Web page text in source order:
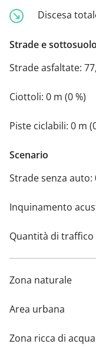
Discesa
Strade e sottosuolo
Strade asfaltate:
Ciottoli: 0 m (0 %)
Piste ciclabili: 0 m
Scenario
Strade senza auto:
Inquinamento
Quantità di traffico
Zona naturale
Area urbana
Zona ricca di acqua